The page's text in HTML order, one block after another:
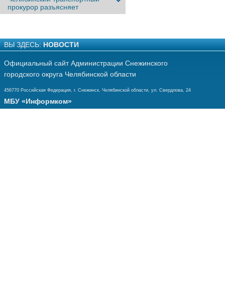
прокурор разъясняет
ВЫ ЗДЕСЬ: НОВОСТИ
Официальный сайт Администрации Снежинского
городского округа Челябинской области
456770 Российская Федерация, г. Снежинск, Челябинской области, ул. Свердлова, 24
МБУ «Информком»